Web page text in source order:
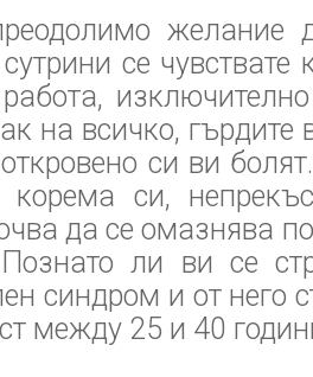
желание
се чувствате
на всичко, гърдите
си ви
си,
да се омазнява
ли ви се
синдром и от него
между 25 и 40